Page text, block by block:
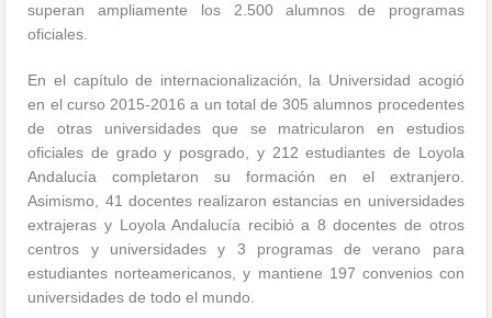
superan ampliamente los 2.500 alumnos de programas
oficiales.
En el capítulo de internacionalización, la Universidad acogió
en el curso 2015-2016 a un total de 305 alumnos procedentes
de otras universidades que se matricularon en estudios
oficiales de grado y posgrado, y 212 estudiantes de Loyola
Andalucía completaron su formación en el extranjero.
Asimismo, 41 docentes realizaron estancias en universidades
extrajeras y Loyola Andalucía recibió a 8 docentes de otros
centros y universidades y 3 programas de verano para
estudiantes norteamericanos, y mantiene 197 convenios con
universidades de todo el mundo.